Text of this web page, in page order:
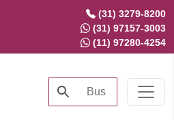
(31) 3279-8200
(31) 97157-3003
(11) 97280-4254